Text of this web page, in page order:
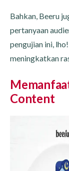
Bahkan, Beeru
pertanyaan
pengujian ini,
meningkatkan
Content